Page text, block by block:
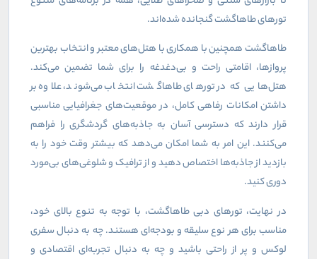
تورهای طاهاگشت گنجانده شده‌اند.
طاهاگشت همچنین با همکاری با هتل‌های معتبر و انتخاب بهترین
پروازها، اقامتی راحت و بی‌دغدغه را برای شما تضمین می‌کند.
هتل‌هایی که در تورهای طاهاگشت انتخاب می‌شوند، علاوه بر
داشتن امکانات رفاهی کامل، در موقعیت‌های جغرافیایی مناسبی
قرار دارند که دسترسی آسان به جاذبه‌های گردشگری را فراهم
می‌کنند. این امر به شما امکان می‌دهد که بیشتر وقت خود را به
بازدید از جاذبه‌ها اختصاص دهید و از ترافیک و شلوغی‌های بی‌مورد
دوری کنید.
در نهایت، تورهای دبی طاهاگشت، با توجه به تنوع بالای خود،
مناسب برای هر نوع سلیقه و بودجه‌ای هستند. چه به دنبال سفری
لوکس و پر از راحتی باشید و چه به دنبال تجربه‌ای اقتصادی و